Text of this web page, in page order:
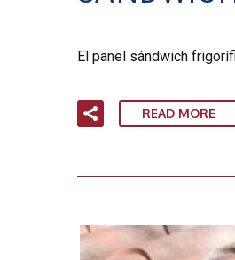
El panel sándwich
READ MORE